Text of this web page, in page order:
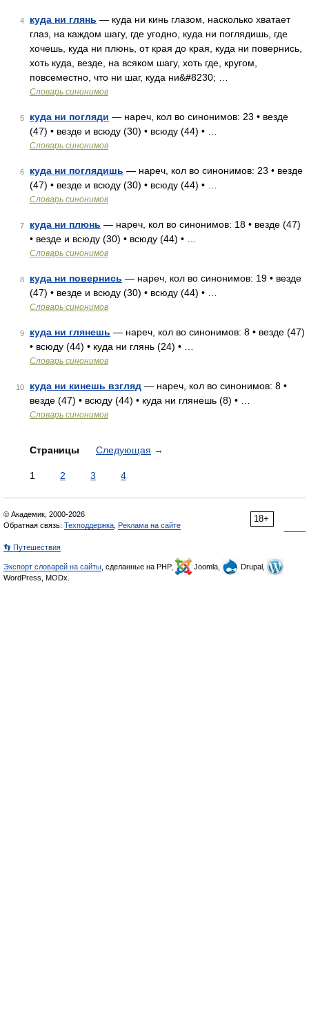
4 куда ни глянь — куда ни кинь глазом, насколько хватает
глаз, на каждом шагу, где угодно, куда ни поглядишь, где
хочешь, куда ни плюнь, от края до края, куда ни повернись,
хоть куда, везде, на всяком шагу, хоть где, кругом,
повсеместно, что ни шаг, куда ни&#8230; …
Словарь синонимов
5 куда ни погляди — нареч, кол во синонимов: 23 • везде
(47) • везде и всюду (30) • всюду (44) • …
Словарь синонимов
6 куда ни поглядишь — нареч, кол во синонимов: 23 • везде
(47) • везде и всюду (30) • всюду (44) • …
Словарь синонимов
7 куда ни плюнь — нареч, кол во синонимов: 18 • везде (47)
• везде и всюду (30) • всюду (44) • …
Словарь синонимов
8 куда ни повернись — нареч, кол во синонимов: 19 • везде
(47) • везде и всюду (30) • всюду (44) • …
Словарь синонимов
9 куда ни глянешь — нареч, кол во синонимов: 8 • везде (47)
• всюду (44) • куда ни глянь (24) • …
Словарь синонимов
10 куда ни кинешь взгляд — нареч, кол во синонимов: 8 •
везде (47) • всюду (44) • куда ни глянешь (8) • …
Словарь синонимов
Страницы Следующая →
1 2 3 4
18+
© Академик, 2000-2026
Обратная связь: Техподдержка Реклама на сайте
👣 Путешествия
Экспорт словарей на сайты , сделанные на PHP, Joomla,
Drupal,
WordPress, MODx.